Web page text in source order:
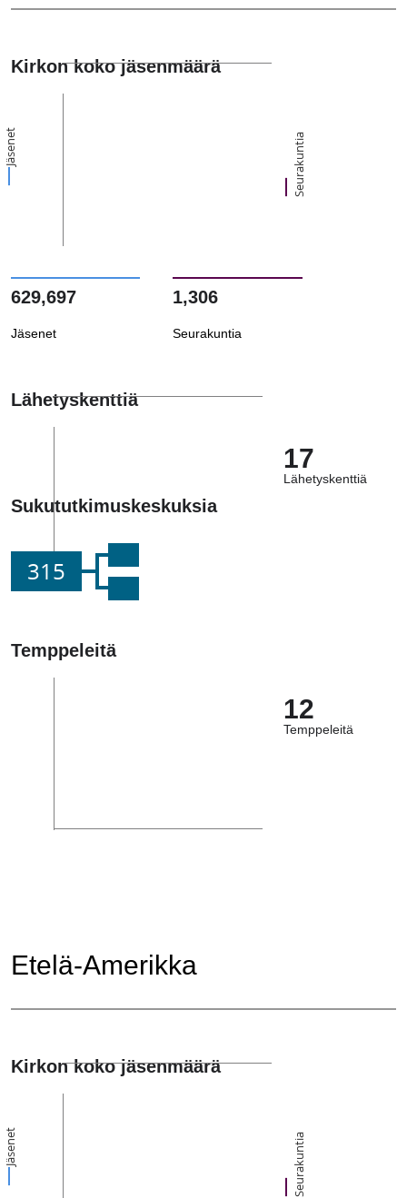
Kirkon koko jäsenmäärä
Jäsenet Seurakuntia
629,697
Jäsenet
1,306
Seurakuntia
Lähetyskenttiä
17
Lähetyskenttiä
Sukututkimuskeskuksia
315
Temppeleitä
12
Temppeleitä
Etelä-Amerikka
Kirkon koko jäsenmäärä
Jäsenet Seurakuntia